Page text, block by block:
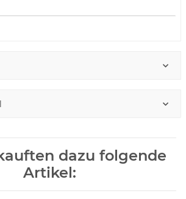
dazu folgende
Artikel: